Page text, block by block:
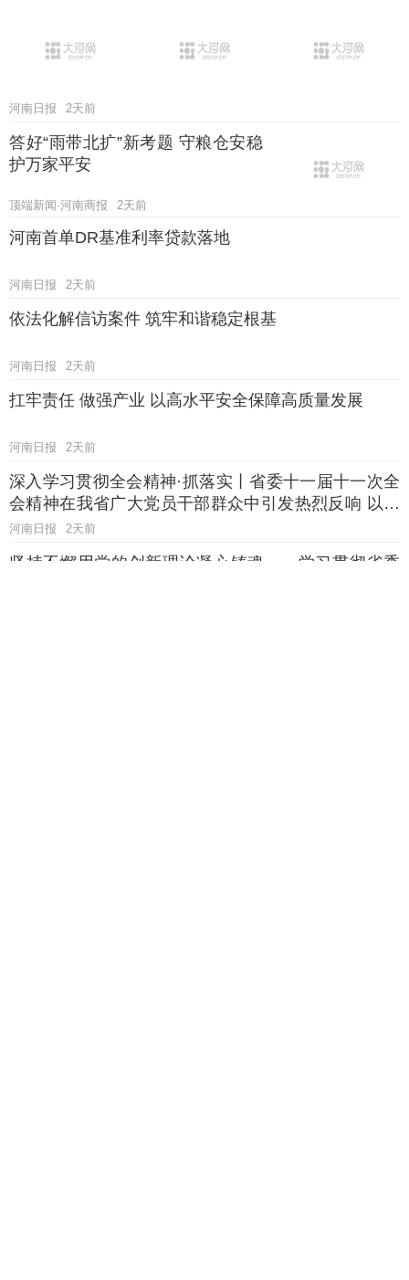
河南日报 2天前
答好“雨带北扩”新考题 守粮仓安稳
护万家平安
顶端新闻·河南商报 2天前
河南首单DR基准利率贷款落地
河南日报 2天前
依法化解信访案件 筑牢和谐稳定根基
河南日报 2天前
扛牢责任 做强产业 以高水平安全保障高质量发展
河南日报 2天前
深入学习贯彻全会精神·抓落实丨省委十一届十一次全
会精神在我省广大党员干部群众中引发热烈反响 以实
干破难题 以奋进开新局
河南日报 2天前
坚持不懈用党的创新理论凝心铸魂——学习贯彻省委